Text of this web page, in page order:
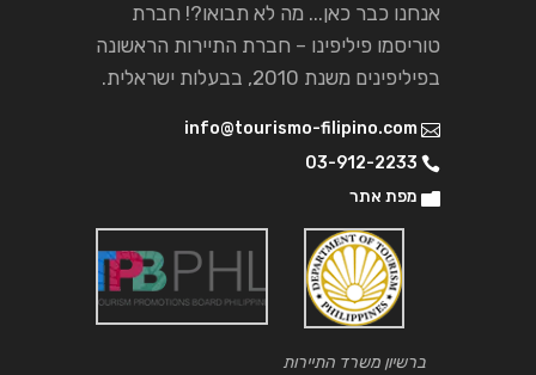
אנחנו כבר כאן... מה לא תבואו?! חברת
טוריסמו פיליפינו – חברת התיירות הראשונה
בפיליפינים משנת 2010, בבעלות ישראלית.
info@tourismo-filipino.com
03-912-2233
מפת אתר
ברשיון משרד התיירות